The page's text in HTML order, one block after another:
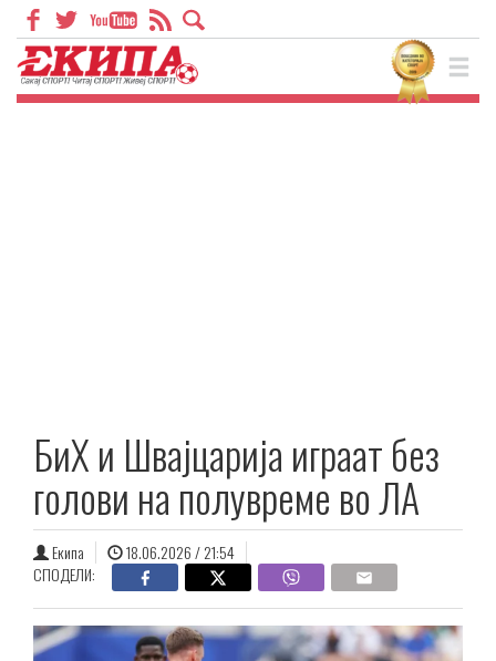
БиХ и Швајцарија играат без
голови на полувреме во ЛА
Екипа
18.06.2026 / 21:54
СПОДЕЛИ: